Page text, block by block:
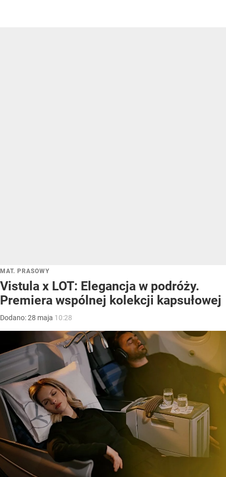
MAT. PRASOWY
Vistula x LOT: Elegancja w podróży.
Premiera wspólnej kolekcji kapsułowej
Dodano:28 maja 10:28